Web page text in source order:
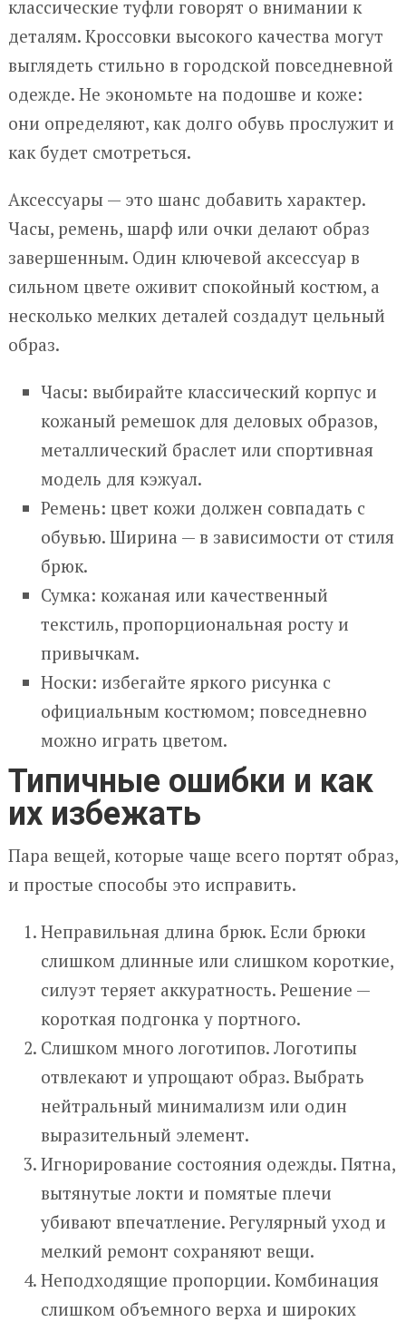
классические туфли говорят о внимании к
деталям. Кроссовки высокого качества могут
выглядеть стильно в городской повседневной
одежде. Не экономьте на подошве и коже:
они определяют, как долго обувь прослужит и
как будет смотреться.
Аксессуары — это шанс добавить характер.
Часы, ремень, шарф или очки делают образ
завершенным. Один ключевой аксессуар в
сильном цвете оживит спокойный костюм, а
несколько мелких деталей создадут цельный
образ.
Часы: выбирайте классический корпус и
кожаный ремешок для деловых образов,
металлический браслет или спортивная
модель для кэжуал.
Ремень: цвет кожи должен совпадать с
обувью. Ширина — в зависимости от стиля
брюк.
Сумка: кожаная или качественный
текстиль, пропорциональная росту и
привычкам.
Носки: избегайте яркого рисунка с
официальным костюмом; повседневно
можно играть цветом.
Типичные ошибки и как
их избежать
Пара вещей, которые чаще всего портят образ,
и простые способы это исправить.
Неправильная длина брюк. Если брюки
слишком длинные или слишком короткие,
силуэт теряет аккуратность. Решение —
короткая подгонка у портного.
Слишком много логотипов. Логотипы
отвлекают и упрощают образ. Выбрать
нейтральный минимализм или один
выразительный элемент.
Игнорирование состояния одежды. Пятна,
вытянутые локти и помятые плечи
убивают впечатление. Регулярный уход и
мелкий ремонт сохраняют вещи.
Неподходящие пропорции. Комбинация
слишком объемного верха и широких